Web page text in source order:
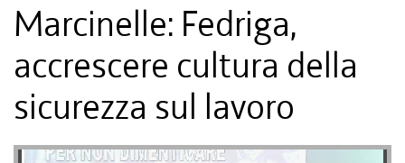
Marcinelle: Fedriga,
accrescere cultura della
sicurezza sul lavoro